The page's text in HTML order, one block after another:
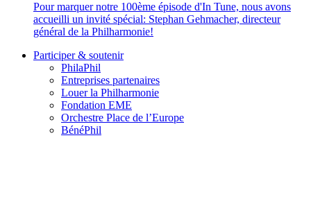
Pour marquer notre 100ème épisode d'In Tune, nous avons
accueilli un invité spécial: Stephan Gehmacher, directeur
général de la Philharmonie!
Participer & soutenir
PhilaPhil
Entreprises partenaires
Louer la Philharmonie
Fondation EME
Orchestre Place de l’Europe
BénéPhil